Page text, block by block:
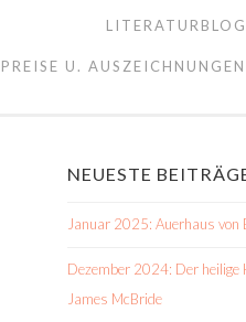
U. AUSZEICHNUNGEN
NEUESTE
Januar 2025: Auerhaus von
Dezember 2024: Der heilige
James McBride